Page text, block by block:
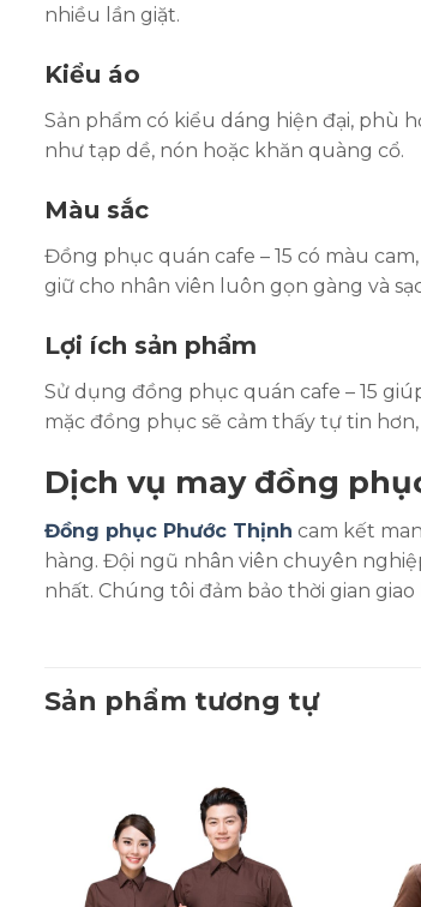
nhiều lần giặt.
Kiểu áo
Sản phẩm có kiểu dáng hiện đại, phù
như tạp dề, nón hoặc khăn quàng cổ.
Màu sắc
Đồng phục quán cafe – 15 có màu
giữ cho nhân viên luôn gọn gàng và
Lợi ích sản phẩm
Sử dụng đồng phục quán cafe – 15
mặc đồng phục sẽ cảm thấy tự tin
Dịch vụ may đồng
Đồng phục Phước Thịnh cam kết
hàng. Đội ngũ nhân viên chuyên
nhất. Chúng tôi đảm bảo thời gian
Sản phẩm tương tự